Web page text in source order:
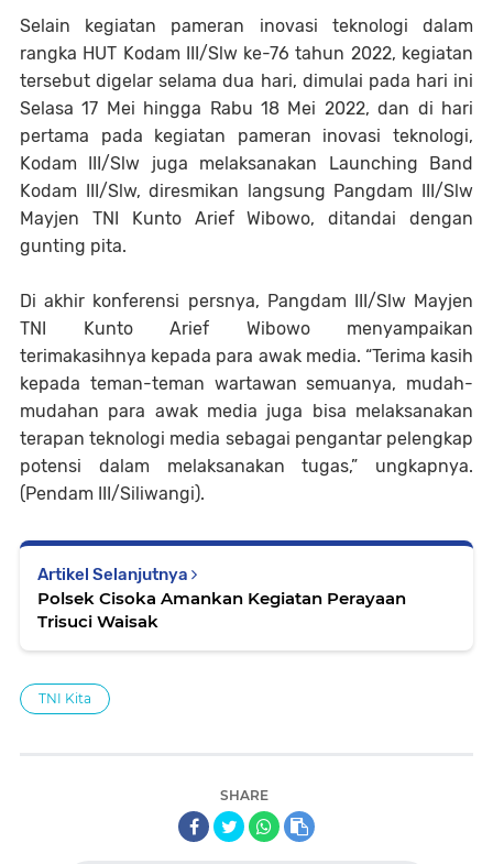
Selain kegiatan pameran inovasi teknologi dalam
rangka HUT Kodam III/Slw ke-76 tahun 2022, kegiatan
tersebut digelar selama dua hari, dimulai pada hari ini
Selasa 17 Mei hingga Rabu 18 Mei 2022, dan di hari
pertama pada kegiatan pameran inovasi teknologi,
Kodam III/Slw juga melaksanakan Launching Band
Kodam III/Slw, diresmikan langsung Pangdam III/Slw
Mayjen TNI Kunto Arief Wibowo, ditandai dengan
gunting pita.
Di akhir konferensi persnya, Pangdam III/Slw Mayjen
TNI Kunto Arief Wibowo menyampaikan
terimakasihnya kepada para awak media. “Terima kasih
kepada teman-teman wartawan semuanya, mudah-
mudahan para awak media juga bisa melaksanakan
terapan teknologi media sebagai pengantar pelengkap
potensi dalam melaksanakan tugas,” ungkapnya.
(Pendam III/Siliwangi).
Artikel Selanjutnya
Polsek Cisoka Amankan Kegiatan Perayaan
Trisuci Waisak
TNI Kita
SHARE